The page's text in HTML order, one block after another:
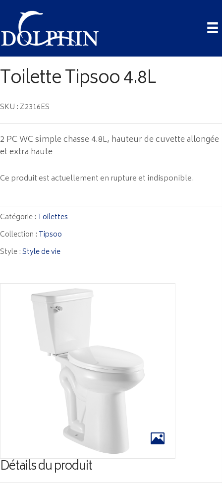
Toilette Tipsoo 4.8L
SKU : Z2316ES
2 PC WC simple chasse 4.8L, hauteur de cuvette allongée
et extra haute
Ce produit est actuellement en rupture et indisponible.
Catégorie : Toilettes
Collection : Tipsoo
Style :Style de vie
Détails du produit